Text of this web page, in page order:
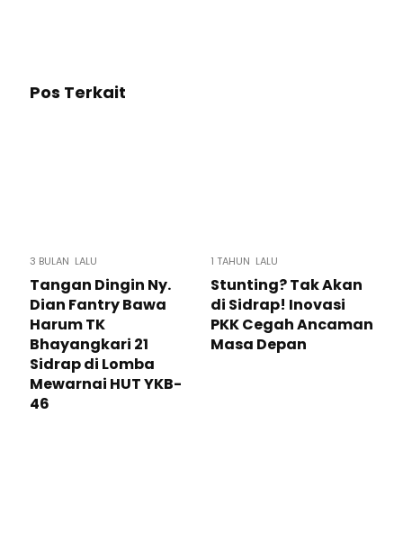
Pos Terkait
3 BULAN LALU
Tangan Dingin Ny.
Dian Fantry Bawa
Harum TK
Bhayangkari 21
Sidrap di Lomba
Mewarnai HUT YKB-
46
1 TAHUN LALU
Stunting? Tak Akan
di Sidrap! Inovasi
PKK Cegah Ancaman
Masa Depan